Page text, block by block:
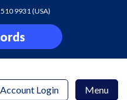
9931(USA)
Account Login Menu